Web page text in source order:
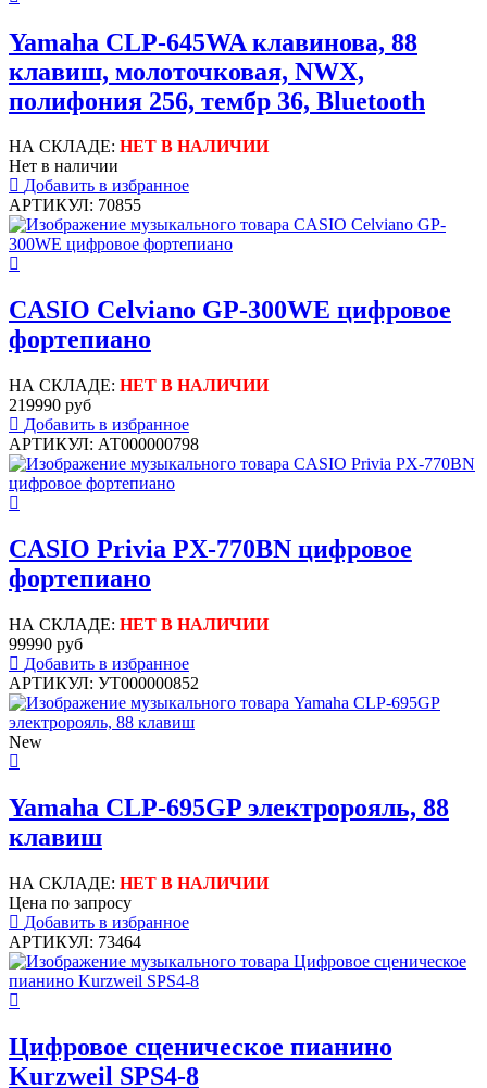
Yamaha CLP-645WA клавинова, 88
клавиш, молоточковая, NWX,
полифония 256, тембр 36, Bluetooth
НА СКЛАДЕ: НЕТ В НАЛИЧИИ
Нет в наличии
Добавить в избранное
АРТИКУЛ: 70855
CASIO Celviano GP-300WE цифровое
фортепиано
НА СКЛАДЕ: НЕТ В НАЛИЧИИ
219990 руб
Добавить в избранное
АРТИКУЛ: АТ000000798
CASIO Privia PX-770BN цифровое
фортепиано
НА СКЛАДЕ: НЕТ В НАЛИЧИИ
99990 руб
Добавить в избранное
АРТИКУЛ: УТ000000852
New
Yamaha CLP-695GP электророяль, 88
клавиш
НА СКЛАДЕ: НЕТ В НАЛИЧИИ
Цена по запросу
Добавить в избранное
АРТИКУЛ: 73464
Цифровое сценическое пианино
Kurzweil SPS4-8